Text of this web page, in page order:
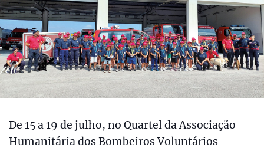
De 15 a 19 de julho, no Quartel da Associação
Humanitária dos Bombeiros Voluntários